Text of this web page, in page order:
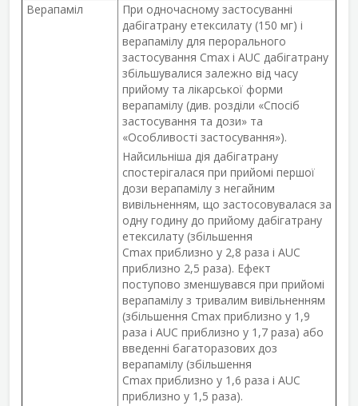
Верапаміл
При одночасному застосуванні
дабігатрану етексилату (150 мг) і
верапамілу для перорального
застосування Cmax і AUC дабігатрану
збільшувалися залежно від часу
прийому та лікарської форми
верапамілу (див. розділи «Спосіб
застосування та дози» та
«Особливості застосування»).
Найсильніша дія дабігатрану
спостерігалася при прийомі першої
дози верапамілу з негайним
вивільненням, що застосовувалася за
одну годину до прийому дабігатрану
етексилату (збільшення
Cmax приблизно у 2,8 раза і AUC
приблизно 2,5 раза). Ефект
поступово зменшувався при прийомі
верапамілу з тривалим вивільненням
(збільшення Cmax приблизно у 1,9
раза і AUC приблизно у 1,7 раза) або
введенні багаторазових доз
верапамілу (збільшення
Cmax приблизно у 1,6 раза і AUC
приблизно у 1,5 раза).